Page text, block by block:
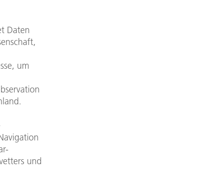
Daten
um
und